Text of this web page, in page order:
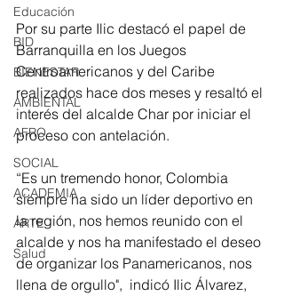
Educación
BID
BIENESTAR
AMBIENTAL
AFRO
SOCIAL
ACADEMIA
ARTE
Salud
Por su parte Ilic destacó el papel de
Barranquilla en los Juegos
Centroamericanos y del Caribe
realizados hace dos meses y resaltó el
interés del alcalde Char por iniciar el
proceso con antelación.
“Es un tremendo honor, Colombia
siempre ha sido un líder deportivo en
la región, nos hemos reunido con el
alcalde y nos ha manifestado el deseo
de organizar los Panamericanos, nos
llena de orgullo",  indicó Ilic Álvarez,